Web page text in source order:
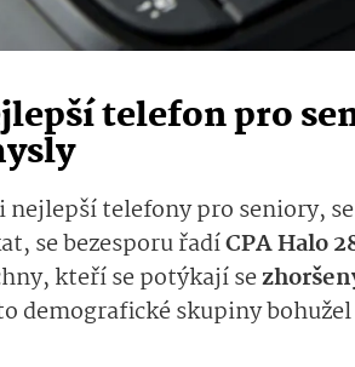
telefon pro
nejlepší telefony pro seniory,
se bezesporu řadíCPA Halo
kteří se potýkají se
demografické skupiny